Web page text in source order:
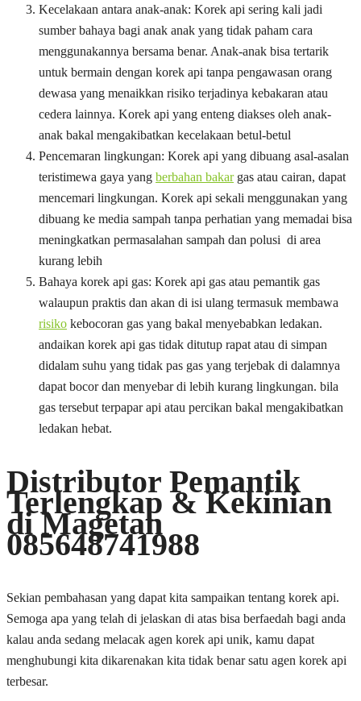
Kecelakaan antara anak-anak: Korek api sering kali jadi
sumber bahaya bagi anak anak yang tidak paham cara
menggunakannya bersama benar. Anak-anak bisa tertarik
untuk bermain dengan korek api tanpa pengawasan orang
dewasa yang menaikkan risiko terjadinya kebakaran atau
cedera lainnya. Korek api yang enteng diakses oleh anak-
anak bakal mengakibatkan kecelakaan betul-betul
Pencemaran lingkungan: Korek api yang dibuang asal-asalan
teristimewa gaya yang berbahan bakargas atau cairan, dapat
mencemari lingkungan. Korek api sekali menggunakan yang
dibuang ke media sampah tanpa perhatian yang memadai bisa
meningkatkan permasalahan sampah dan polusi di area
kurang lebih
Bahaya korek api gas: Korek api gas atau pemantik gas
walaupun praktis dan akan di isi ulang termasuk membawa
risiko kebocoran gas yang bakal menyebabkan ledakan.
andaikan korek api gas tidak ditutup rapat atau di simpan
didalam suhu yang tidak pas gas yang terjebak di dalamnya
dapat bocor dan menyebar di lebih kurang lingkungan. bila
gas tersebut terpapar api atau percikan bakal mengakibatkan
ledakan hebat.
Distributor Pemantik
Terlengkap & Kekinian
di Magetan
085648741988
Sekian pembahasan yang dapat kita sampaikan tentang korek api.
Semoga apa yang telah di jelaskan di atas bisa berfaedah bagi anda
kalau anda sedang melacak agen korek api unik, kamu dapat
menghubungi kita dikarenakan kita tidak benar satu agen korek api
terbesar.